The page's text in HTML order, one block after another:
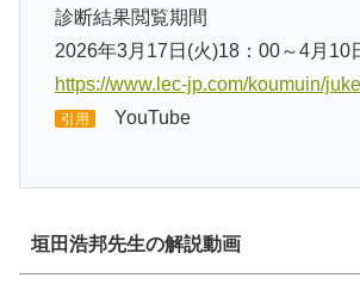
診断結果閲覧期間
2026年3月17日(火)18：00～4月10
https://www.lec-jp.com/koumuin/
引用 YouTube
垣田浩邦先生の解説動画